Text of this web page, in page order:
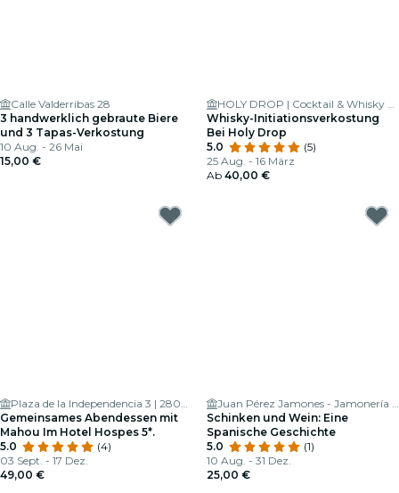
Calle Valderribas 28
3 handwerklich gebraute Biere
und 3 Tapas-Verkostung
10 Aug. - 26 Mai
15,00 €
HOLY DROP | Cocktail & Whisky Bar
Whisky-Initiationsverkostung
Bei Holy Drop
5.0
(5)
25 Aug. - 16 März
Ab 40,00 €
Plaza de la Independencia 3 | 28001 - Madrid
Gemeinsames Abendessen mit
Mahou Im Hotel Hospes 5*.
5.0
(4)
03 Sept. - 17 Dez.
49,00 €
Juan Pérez Jamones - Jamonería Madrid
Schinken und Wein: Eine
Spanische Geschichte
5.0
(1)
10 Aug. - 31 Dez.
25,00 €